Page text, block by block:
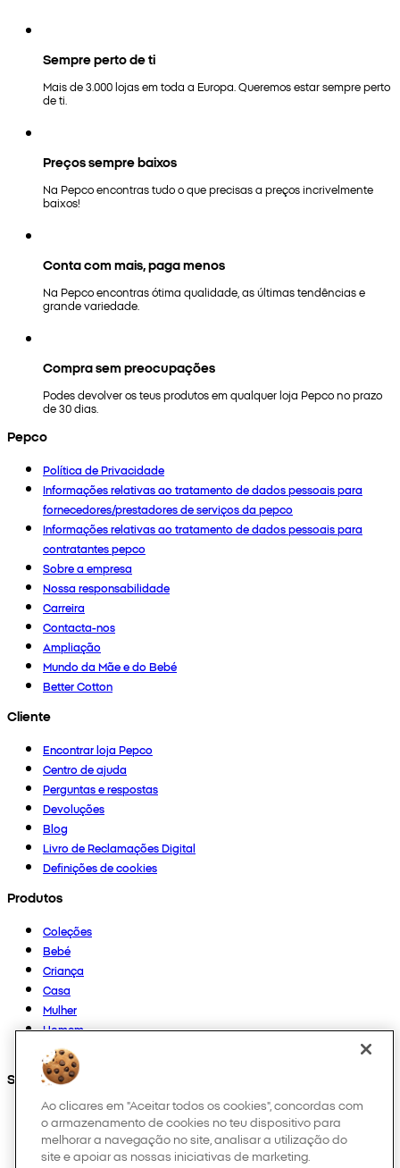
Sempre perto de ti
Mais de 3.000 lojas em toda a Europa. Queremos estar sempre perto
de ti.
Preços sempre baixos
Na Pepco encontras tudo o que precisas a preços incrivelmente
baixos!
Conta com mais, paga menos
Na Pepco encontras ótima qualidade, as últimas tendências e
grande variedade.
Compra sem preocupações
Podes devolver os teus produtos em qualquer loja Pepco no prazo
de 30 dias.
Pepco
Política de Privacidade
Informações relativas ao tratamento de dados pessoais para
fornecedores/prestadores de serviços da pepco
Informações relativas ao tratamento de dados pessoais para
contratantes pepco
Sobre a empresa
Nossa responsabilidade
Carreira
Contacta-nos
Ampliação
Mundo da Mãe e do Bebé
Better Cotton
Cliente
Encontrar loja Pepco
Centro de ajuda
Perguntas e respostas
Devoluções
Blog
Livro de Reclamações Digital
Definições de cookies
Produtos
Coleções
Bebé
Criança
Casa
Mulher
Homem
Outros
Segue-nos em
Ao clicares em "Aceitar todos os cookies", concordas com
o armazenamento de cookies no teu dispositivo para
melhorar a navegação no site, analisar a utilização do
site e apoiar as nossas iniciativas de marketing.